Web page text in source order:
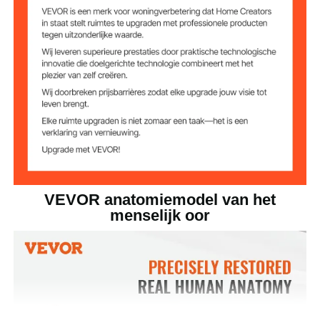
Productgewicht 0,9 kg
Productgrootte
12,80 x 6,18 x 8,07 inch /
325 x 157 x 205 mm
VEVOR anatomiemodel van het
menselijk oor